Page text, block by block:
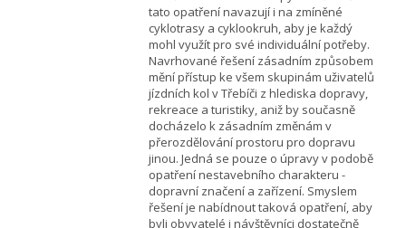
tato opatření navazují i na zmíněné
cyklotrasy a cyklookruh, aby je každý
mohl využít pro své individuální potřeby.
Navrhované řešení zásadním způsobem
mění přístup ke všem skupinám uživatelů
jízdních kol v Třebíči z hlediska dopravy,
rekreace a turistiky, aniž by současně
docházelo k zásadním změnám v
přerozdělování prostoru pro dopravu
jinou. Jedná se pouze o úpravy v podobě
opatření nestavebního charakteru -
dopravní značení a zařízení. Smyslem
řešení je nabídnout taková opatření, aby
byli obyvatelé i návštěvníci dostatečně